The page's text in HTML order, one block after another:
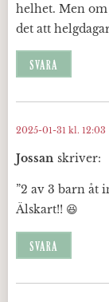
helhet. Men
det att
SVARA
Jossan skriver:
2025-01-31 kl. 12:03
”2 av 3 barn åt
Älskart!! 😆
SVARA